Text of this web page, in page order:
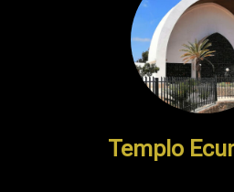
Templo